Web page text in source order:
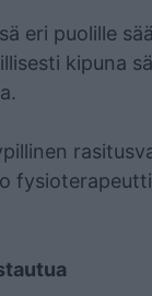
eri puolille
kipuna
fysioterapeutti